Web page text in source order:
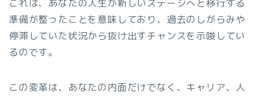
これは、あなたの人生が新しいステージへと移行する
準備が整ったことを意味しており、過去のしがらみや
停滞していた状況から抜け出すチャンスを示唆してい
るのです。
この変革は、あなたの内面だけでなく、キャリア、人